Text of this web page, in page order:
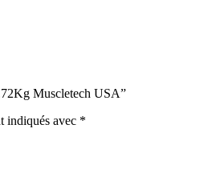
Muscletech USA”
indiqués avec *